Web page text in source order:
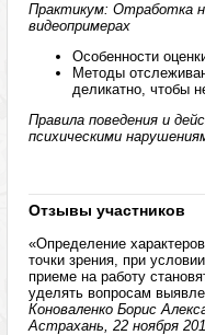
Практикум: Отработка
видеопримерах
Особенности
Методы
деликатно, чтобы
Правила поведения и
психическими
Отзывы участников
«Определение
точки зрения, при
приеме на работу
уделять вопросам
Коноваленко Борис
Астрахань, 22 ноября